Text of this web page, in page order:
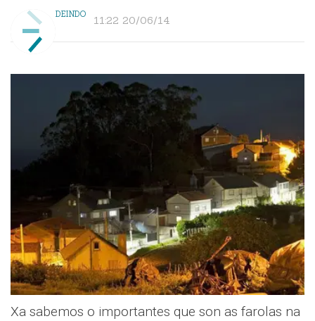
DEINDO 11:22 20/06/14
Xa sabemos o importantes que son as farolas na